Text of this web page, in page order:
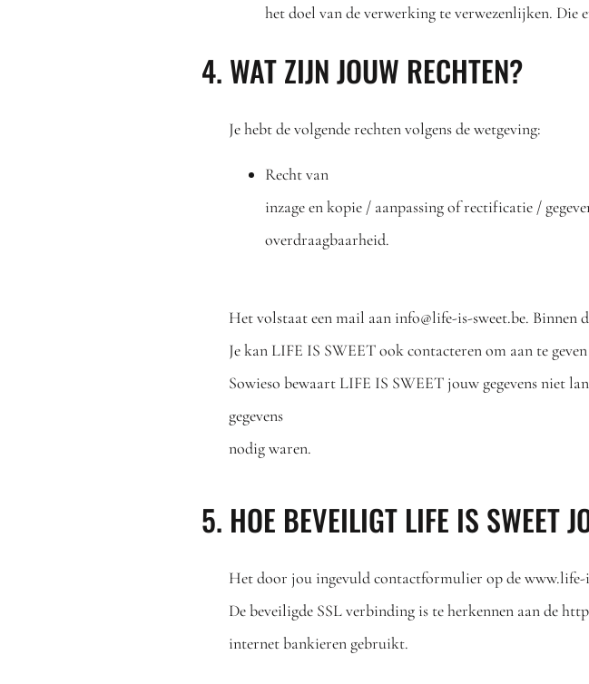
het doel van de verwerking te verwezenlijken. Die
4. WAT ZIJN JOUW RECHTEN?
Je hebt de volgende rechten volgens de wetgeving:
Recht van
inzage en kopie / aanpassing of rectificatie /
overdraagbaarheid.
Het volstaat een mail aan info@life-is-sweet.be.
Je kan LIFE IS SWEET ook contacteren om aan te
Sowieso bewaart LIFE IS SWEET jouw gegevens niet
gegevens
nodig waren.
5. HOE BEVEILIGT LIFE IS SWEET
Het door jou ingevuld contactformulier op de www.life-
De beveiligde SSL verbinding is te herkennen aan de
internet bankieren gebruikt.